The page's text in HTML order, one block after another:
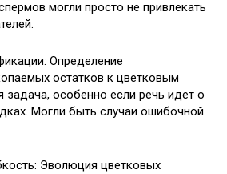
могли просто не привлекать
Определение
остатков к цветковым
задача, особенно если речь идет о
Могли быть случаи ошибочной
Эволюция цветковых